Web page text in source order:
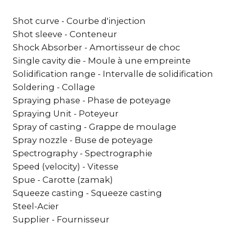
Shot curve - Courbe d'injection
Shot sleeve - Conteneur
Shock Absorber - Amortisseur de choc
Single cavity die - Moule à une empreinte
Solidification range - Intervalle de solidification
Soldering - Collage
Spraying phase - Phase de poteyage
Spraying Unit - Poteyeur
Spray of casting - Grappe de moulage
Spray nozzle - Buse de poteyage
Spectrography - Spectrographie
Speed (velocity) - Vitesse
Spue - Carotte (zamak)
Squeeze casting - Squeeze casting
Steel-Acier
Supplier - Fournisseur